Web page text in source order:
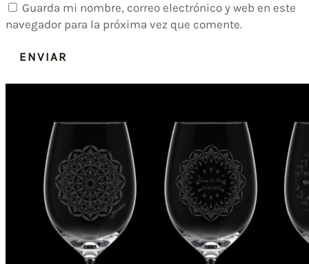
Guarda mi nombre, correo electrónico y web en este
navegador para la próxima vez que comente.